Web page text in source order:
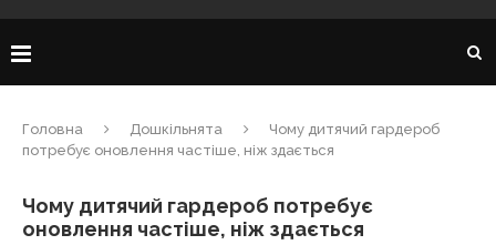
Головна Дошкільнята
Чому дитячий гардероб
потребує оновлення частіше, ніж здається
Чому дитячий гардероб потребує
оновлення частіше, ніж здається